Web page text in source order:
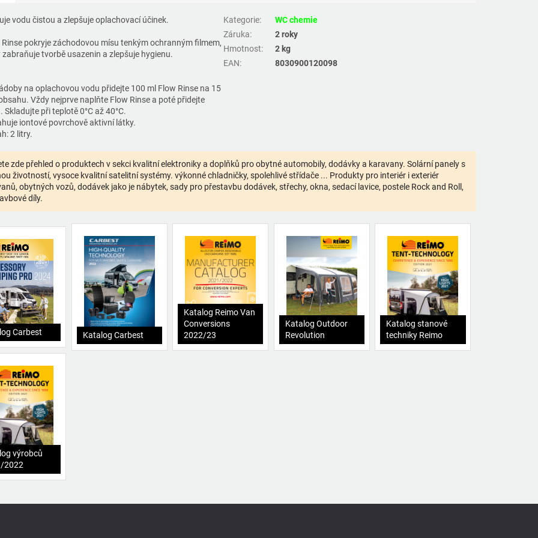
vodu čistou a zlepšuje oplachovací účinek.
Rinse pokryje záchodovou mísu tenkým ochranným filmem,
zabraňuje tvorbě usazenin a zlepšuje hygienu.
na oplachovou vodu přidejte 100 ml Flow Rinse na 15
Vždy nejprve naplňte Flow Rinse a poté přidejte
Skladujte při teplotě 0°C až 40°C.
iontové povrchově aktivní látky.
2 litry.
Kategorie:
WC chemie
Záruka:
2 roky
Hmotnost:
2 kg
EAN: 8030900120098
zde přehled o produktech v sekci kvalitní elektroniky a doplňků pro obytné automobily, dodávky a karavany. Solární panely s
životností, vysoce kvalitní satelitní systémy. výkonné chladničky, spolehlivé střídače ... Produkty pro interiér i exteriér
obytných vozů, dodávek jako je nábytek, sady pro přestavbu dodávek, střechy, okna, sedací lavice, postele Rock and Roll,
díly.
Carbest Katalog Carbest
Katalog Reimo Van
Conversions
2022/23
Katalog Outdoor
Revolution
Katalog stanové
techniky Reimo
výrobců
2022